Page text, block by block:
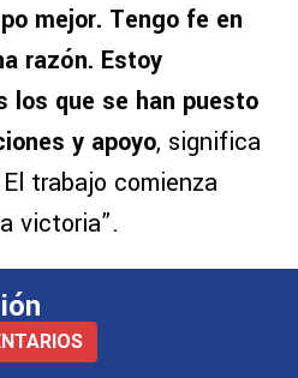
mejor. Tengo fe en
razón. Estoy
los que se han puesto
y apoyo, significa
trabajo comienza
victoria”.